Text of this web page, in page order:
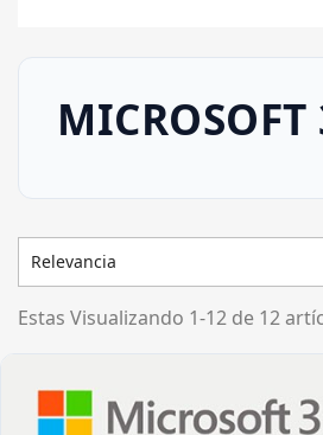
MICROSOFT
Relevancia
Estas Visualizando 1-12 de 12